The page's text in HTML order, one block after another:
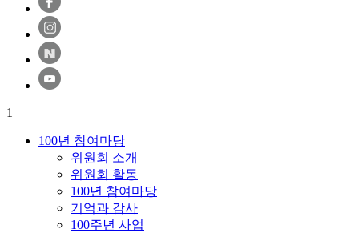
1
100년 참여마당
위원회 소개
위원회 활동
100년 참여마당
기억과 감사
100주년 사업